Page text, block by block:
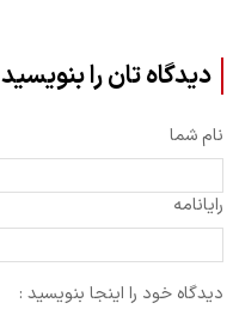
دیدگاه تان را بنویسید
نام شما
رایانامه
دیدگاه خود را اینجا بنویسید :